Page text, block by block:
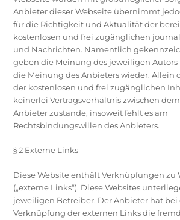
Anbieter dieser Webseite übernimmt
für die Richtigkeit und Aktualität der
kostenlosen und frei zugänglichen
und Nachrichten. Namentlich
geben die Meinung des jeweiligen
die Meinung des Anbieters wieder. Allein
der kostenlosen und frei zugänglichen
keinerlei Vertragsverhältnis zwischen
Anbieter zustande, insoweit fehlt es am
Rechtsbindungswillen des Anbieters.
§ 2 Externe Links
Diese Website enthält Verknüpfungen zu
(„externe Links“). Diese Websites
jeweiligen Betreiber. Der Anbieter hat
Verknüpfung der externen Links die